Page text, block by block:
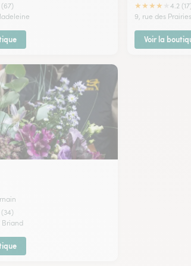
★★★★
4.2
9, rue des Prairies
Voir la
Briand